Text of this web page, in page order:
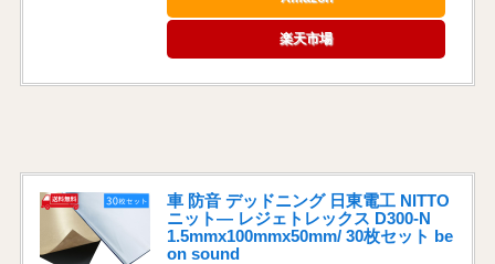
楽天市場
車 防音 デッドニング 日東電工 NITTO
ニット― レジェトレックス D300-N
1.5mmx100mmx50mm/ 30枚セット be
on sound